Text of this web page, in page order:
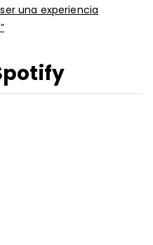
una experiencia